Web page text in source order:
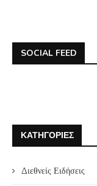
SOCIAL FEED
ΚΑΤΗΓΟΡΊΕΣ
Διεθνείς Ειδήσεις